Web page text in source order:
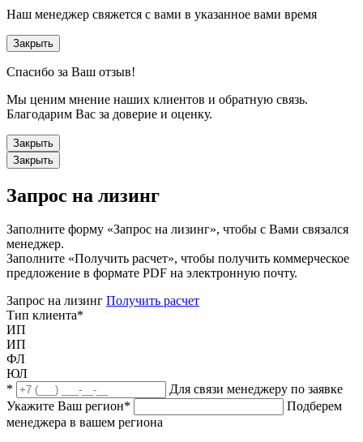
Наш менеджер свяжется с вами в указанное вами время
Закрыть
Спасибо за Ваш отзыв!
Мы ценим мнение наших клиентов и обратную связь.
Благодарим Вас за доверие и оценку.
Закрыть
Закрыть
Запрос на лизинг
Заполните форму «Запрос на лизинг», чтобы с Вами связался
менеджер.
Заполните «Получить расчет», чтобы получить коммерческое
предложение в формате PDF на электронную почту.
Запрос на лизинг Получить расчет
Тип клиента*
ИП
ИП
ФЛ
ЮЛ
*
Для связи менеджеру по заявке
Укажите Ваш регион*
Подберем
менеджера в вашем региона